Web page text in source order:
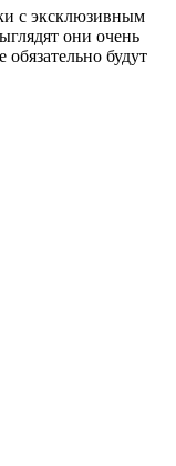
с эксклюзивным
они очень
будут